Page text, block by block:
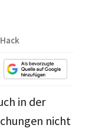
in der
nicht